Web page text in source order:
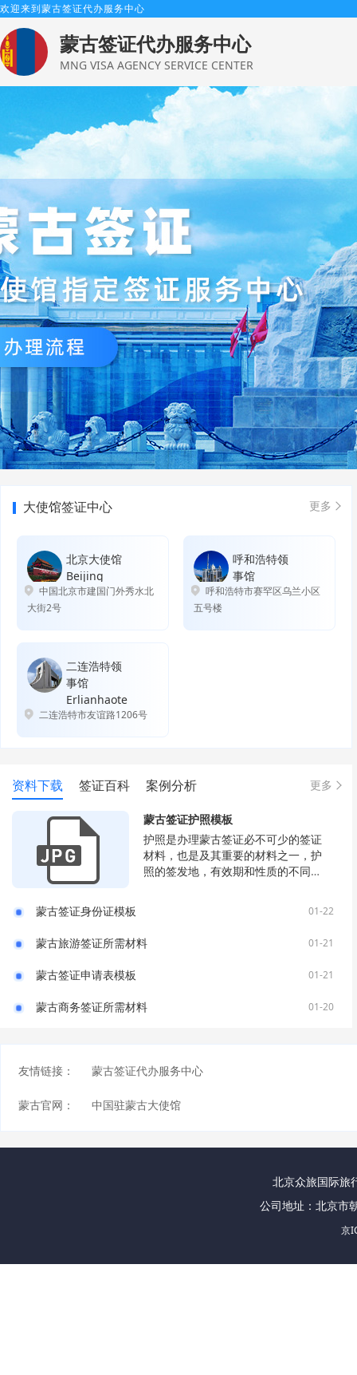
欢迎来到蒙古签证代办服务中心
蒙古签证代办服务中心
MNG VISA AGENCY SERVICE CENTER
大使馆签证中心 更多
北京大使馆
Beijing
中国北京市建国门外秀水北
大街2号
呼和浩特领
事馆
Huhehaote
呼和浩特市赛罕区乌兰小区
五号楼
二连浩特领
事馆
Erlianhaote
二连浩特市友谊路1206号
资料下载 签证百科 案例分析 更多
蒙古签证护照模板
护照是办理蒙古签证必不可少的签证
材料，也是及其重要的材料之一，护
照的签发地，有效期和性质的不同都
蒙古签证身份证模板 01-22
蒙古旅游签证所需材料 01-21
蒙古签证申请表模板 01-21
蒙古商务签证所需材料 01-20
友情链接： 蒙古签证代办服务中心
蒙古官网： 中国驻蒙古大使馆
北京众旅国际旅
公司地址：北京市
京